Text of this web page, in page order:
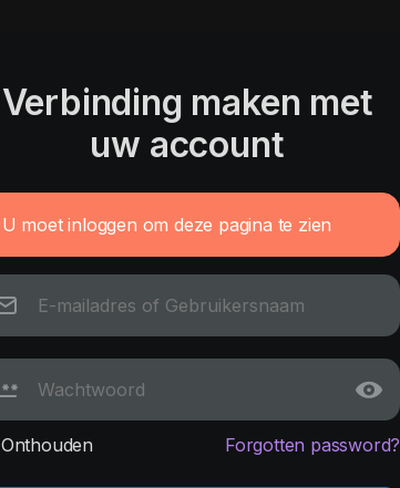
Verbinding maken met
uw account
U moet inloggen om deze pagina te zien
Onthouden Forgotten password?